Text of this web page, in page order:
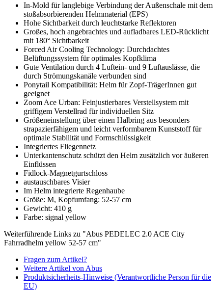
In-Mold für langlebige Verbindung der Außenschale mit dem
stoßabsorbierenden Helmmaterial (EPS)
Hohe Sichtbarkeit durch leuchtstarke Reflektoren
Großes, hoch angebrachtes und aufladbares LED-Rücklicht
mit 180° Sichtbarkeit
Forced Air Cooling Technology: Durchdachtes
Belüftungssystem für optimales Kopfklima
Gute Ventilation durch 4 Luftein- und 9 Luftauslässe, die
durch Strömungskanäle verbunden sind
Ponytail Kompatibilität: Helm für Zopf-TrägerInnen gut
geeignet
Zoom Ace Urban: Feinjustierbares Verstellsystem mit
griffigem Verstellrad für individuellen Sitz
Größeneinstellung über einen Halbring aus besonders
strapazierfähigem und leicht verformbarem Kunststoff für
optimale Stabilität und Formschlüssigkeit
Integriertes Fliegennetz
Unterkantenschutz schützt den Helm zusätzlich vor äußeren
Einflüssen
Fidlock-Magnetgurtschloss
austauschbares Visier
Im Helm integrierte Regenhaube
Größe: M, Kopfumfang: 52-57 cm
Gewicht: 410 g
Farbe: signal yellow
Weiterführende Links zu "Abus PEDELEC 2.0 ACE City
Fahrradhelm yellow 52-57 cm"
Fragen zum Artikel?
Weitere Artikel von Abus
Produktsicherheits-Hinweise (Verantwortliche Person für die
EU)